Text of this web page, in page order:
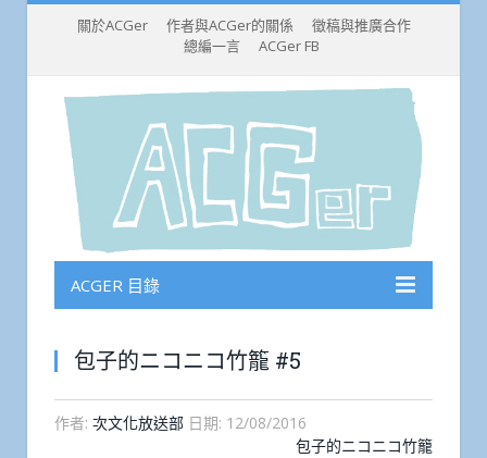
關於ACGer 作者與ACGer的關係
徵稿與推廣合作
總編一言
ACGer FB
ACGER 目錄
包子的ニコニコ竹籠 #5
作者: 次文化放送部 日期: 12/08/2016
包子的ニコニコ竹籠